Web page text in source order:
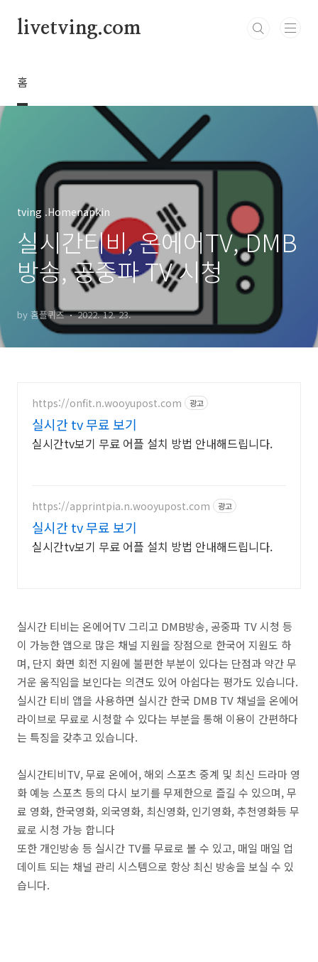
livetving.com
홈
tving .Homenapkin
실시간티비, 온에어TV, DMB
방송, 공중파 TV 시청
by 홈플퀴즈 2022. 12. 23.
https://onfit.n.wooyupost.com 광고
실시간 tv 무료 보기
실시간tv보기 무료 어플 설치 방법 안내해드립니다.
https://apprintpia.n.wooyupost.com 광고
실시간 tv 무료 보기
실시간tv보기 무료 어플 설치 방법 안내해드립니다.
실시간 티비는 온에어TV 그리고 DMB방송, 공중파 TV 시청 등
이 가능한 앱으로 많은 채널 지원을 장점으로 한국어 지원도 하
며, 단지 화면 회전 지원에 불편한 부분이 있다는 단점과 약간 무
거운 움직임을 보인다는 의견도 있어 아쉽다는 평가도 있습니다.
실시간 티비 앱을 사용하면 실시간 한국 DMB TV 채널을 온에어
라이브로 무료로 시청할 수 있다는 부분을 통해 이용이 간편하다
는 특징을 갖추고 있습니다.
실시간티비TV, 무료 온에어, 해외 스포츠 중계 및 최신 드라마 영
화 예능 스포츠 등의 다시 보기를 무제한으로 즐길 수 있으며, 무
료 영화, 한국영화, 외국영화, 최신영화, 인기영화, 추천영화등 무
료로 시청 가능 합니다
또한 개인방송 등 실시간 TV를 무료로 볼 수 있고, 매일 매일 업
데이트 되는 채널 관리 시스템으로 항상 최신 방송을 보실 수 있
습니다.